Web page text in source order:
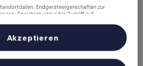
40 €
7. Aug.–8. Aug.
Hotel
Endgeräteeigenschaften zur
Speichern von oder Zugriff auf
und der Performance von Inhalten,
Entwicklung und Verbesserung von
Akzeptieren